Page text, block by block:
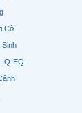
Cờ
Sinh
IQ-EQ